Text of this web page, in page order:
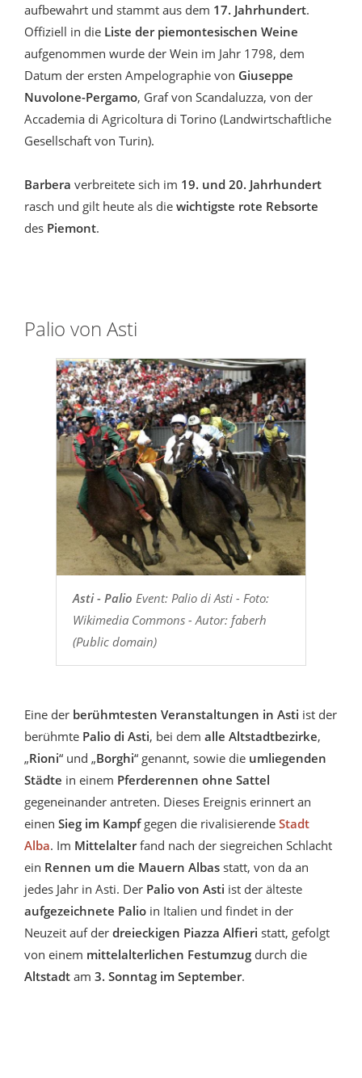
aufbewahrt und stammt aus dem 17. Jahrhundert.
Offiziell in die Liste der piemontesischen Weine
aufgenommen wurde der Wein im Jahr 1798, dem
Datum der ersten Ampelographie von Giuseppe
Nuvolone-Pergamo, Graf von Scandaluzza, von der
Accademia di Agricoltura di Torino (Landwirtschaftliche
Gesellschaft von Turin).
Barbera verbreitete sich im 19. und 20. Jahrhundert
rasch und gilt heute als die wichtigste rote Rebsorte
des Piemont.
Palio von Asti
Asti - Palio Event: Palio di Asti - Foto:
Wikimedia Commons - Autor: faberh
(Public domain)
Eine der berühmtesten Veranstaltungen in Asti ist der
berühmte Palio di Asti, bei dem alle Altstadtbezirke,
„Rioni“ und „Borghi“ genannt, sowie die umliegenden
Städte in einem Pferderennen ohne Sattel
gegeneinander antreten. Dieses Ereignis erinnert an
einen Sieg im Kampfgegen die rivalisierende Stadt
Alba. Im Mittelalterfand nach der siegreichen Schlacht
ein Rennen um die Mauern Albas statt, von da an
jedes Jahr in Asti. Der Palio von Asti ist der älteste
aufgezeichnete Palio in Italien und findet in der
Neuzeit auf der dreieckigen Piazza Alfieri statt, gefolgt
von einem mittelalterlichen Festumzug durch die
Altstadt am 3. Sonntag im September.